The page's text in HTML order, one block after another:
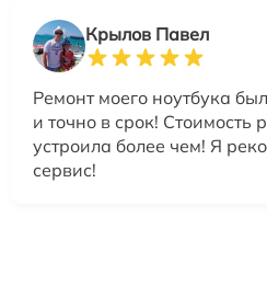
Крылов Павел
Ремонт моего ноутбука
и точно в срок! Стоимость
устроила более чем! Я
сервис!